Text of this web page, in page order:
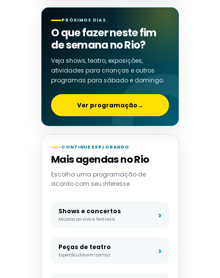
PRÓXIMOS DIAS
O que fazer neste fim
de semana no Rio?
Veja shows, teatro, exposições,
atividades para crianças e outros
programas para sábado e domingo.
Ver programação→
CONTINUE EXPLORANDO
Mais agendas no Rio
Escolha uma programação de
acordo com seu interesse.
Shows e concertos
Música ao vivo e festivais
Peças de teatro
Espetáculos em cartaz